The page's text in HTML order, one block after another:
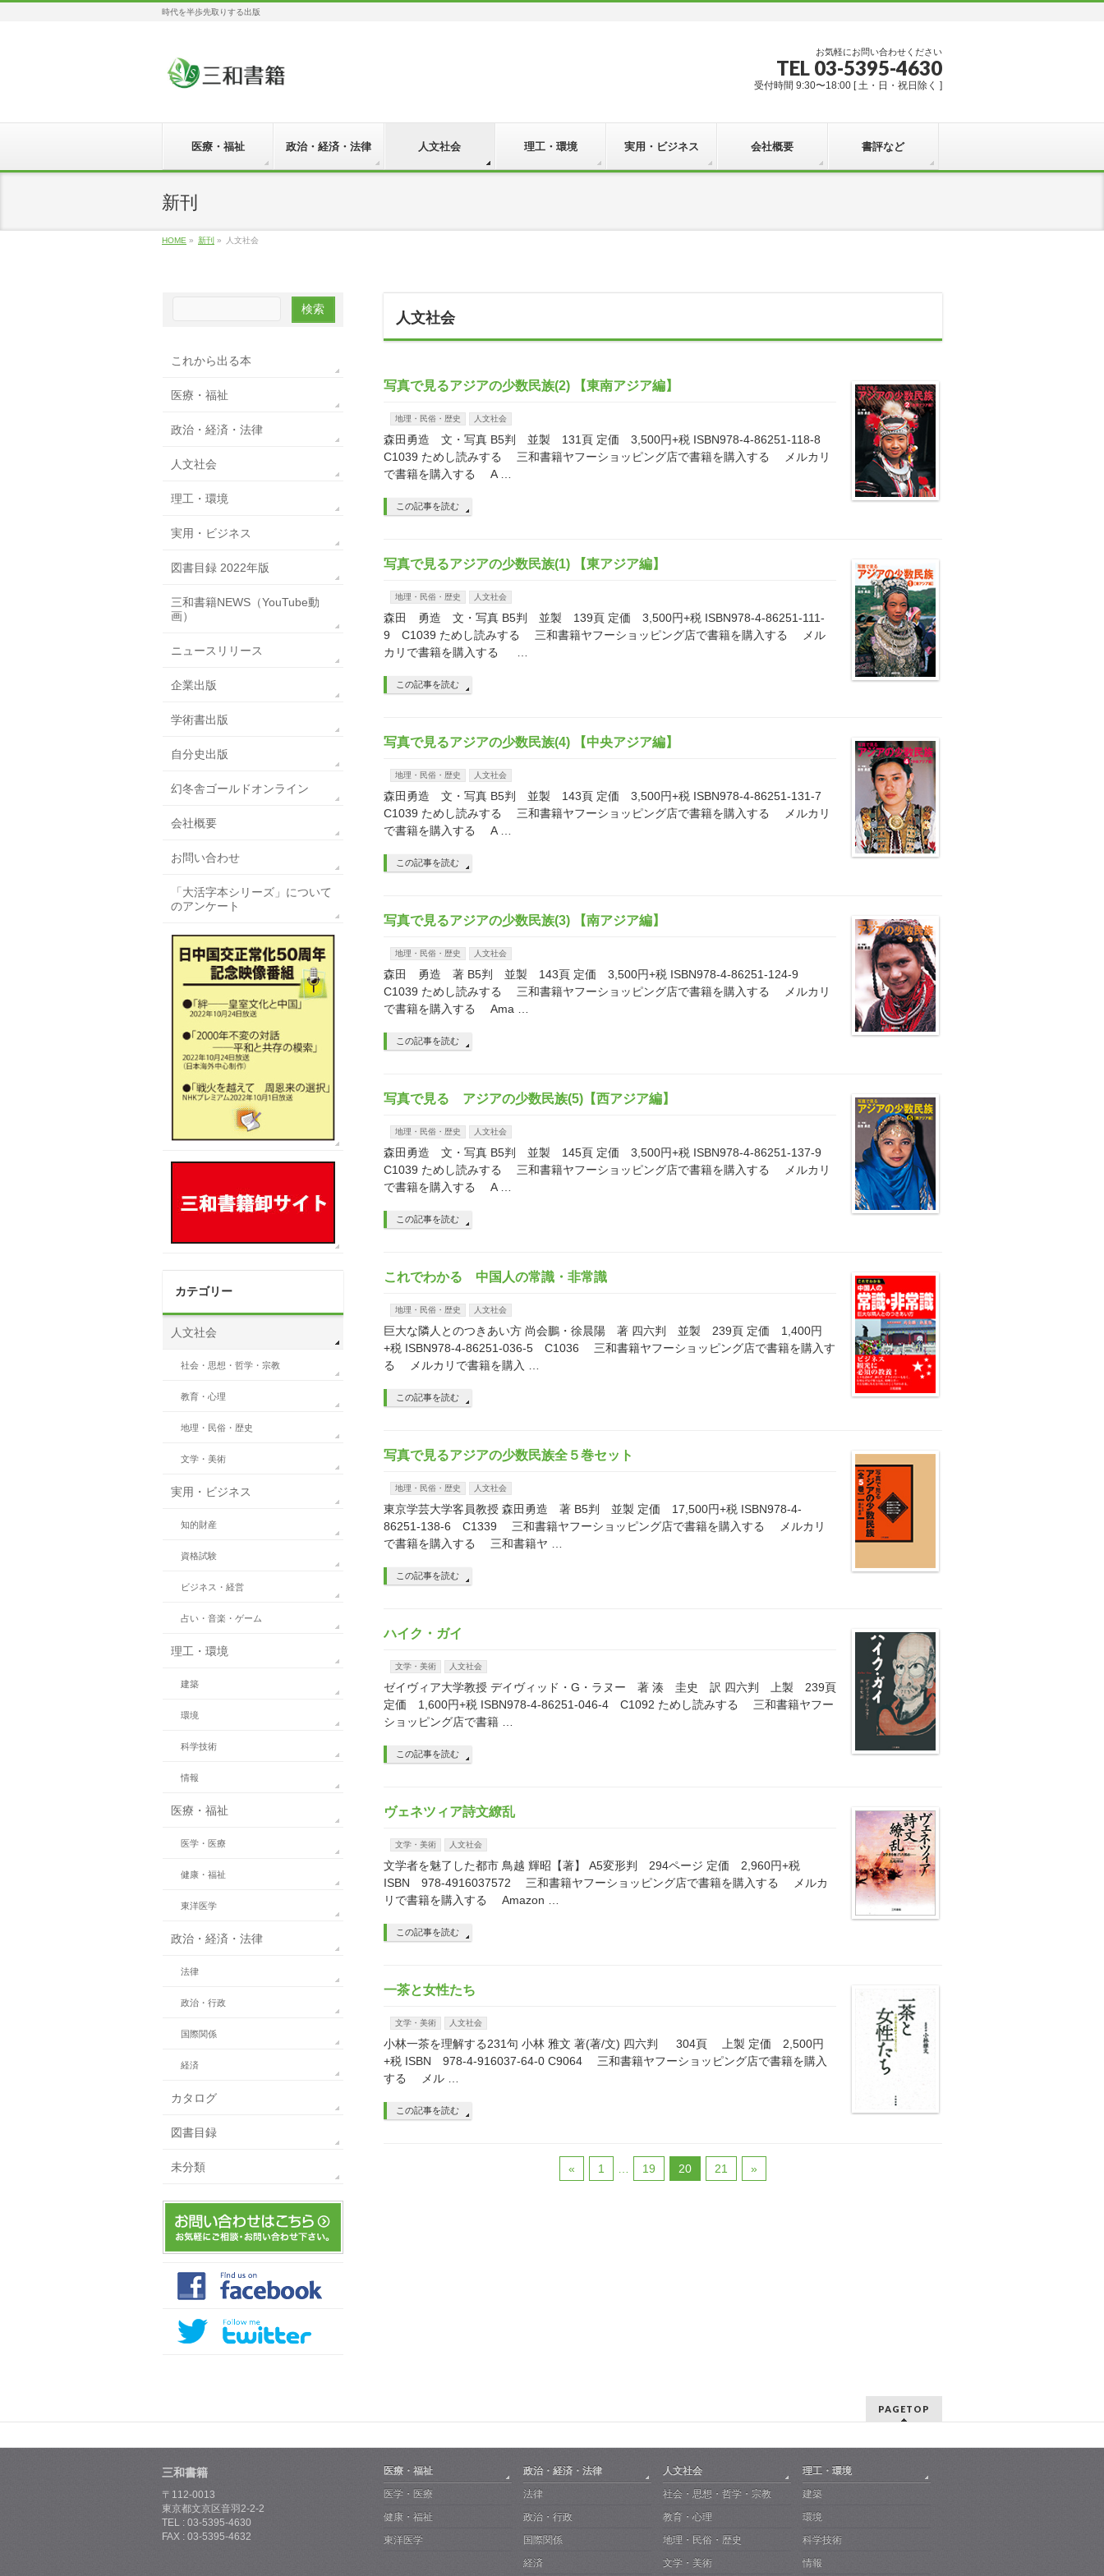
時代を半歩先取りする出版
お気軽にお問い合わせください
TEL 03-5395-4630
受付時間 9:30〜18:00 [ 土・日・祝日除く ]
医療・福祉 政治・経済・法律 人文社会 理工・環境 実用・ビジネス 会社概要 書評など
新刊
HOME » 新刊 » 人文社会
人文社会
写真で見るアジアの少数民族(2) 【東南アジア編】
地理・民俗・歴史 人文社会
森田勇造 文・写真 B5判 並製 131頁 定価 3,500円+税 ISBN978-4-86251-118-8
C1039 ためし読みする 三和書籍ヤフーショッピング店で書籍を購入する メルカリ
で書籍を購入する A …
この記事を読む
写真で見るアジアの少数民族(1) 【東アジア編】
地理・民俗・歴史 人文社会
森田 勇造 文・写真 B5判 並製 139頁 定価 3,500円+税 ISBN978-4-86251-111-
9 C1039 ためし読みする 三和書籍ヤフーショッピング店で書籍を購入する メル
カリで書籍を購入する …
この記事を読む
写真で見るアジアの少数民族(4) 【中央アジア編】
地理・民俗・歴史 人文社会
森田勇造 文・写真 B5判 並製 143頁 定価 3,500円+税 ISBN978-4-86251-131-7
C1039 ためし読みする 三和書籍ヤフーショッピング店で書籍を購入する メルカリ
で書籍を購入する A …
この記事を読む
写真で見るアジアの少数民族(3) 【南アジア編】
地理・民俗・歴史 人文社会
森田 勇造 著 B5判 並製 143頁 定価 3,500円+税 ISBN978-4-86251-124-9
C1039 ためし読みする 三和書籍ヤフーショッピング店で書籍を購入する メルカリ
で書籍を購入する Ama …
この記事を読む
写真で見る アジアの少数民族(5)【西アジア編】
地理・民俗・歴史 人文社会
森田勇造 文・写真 B5判 並製 145頁 定価 3,500円+税 ISBN978-4-86251-137-9
C1039 ためし読みする 三和書籍ヤフーショッピング店で書籍を購入する メルカリ
で書籍を購入する A …
この記事を読む
これでわかる 中国人の常識・非常識
地理・民俗・歴史 人文社会
巨大な隣人とのつきあい方 尚会鵬・徐晨陽 著 四六判 並製 239頁 定価 1,400円
+税 ISBN978-4-86251-036-5 C1036 三和書籍ヤフーショッピング店で書籍を購入す
る メルカリで書籍を購入 …
この記事を読む
写真で見るアジアの少数民族全５巻セット
地理・民俗・歴史 人文社会
東京学芸大学客員教授 森田勇造 著 B5判 並製 定価 17,500円+税 ISBN978-4-
86251-138-6 C1339 三和書籍ヤフーショッピング店で書籍を購入する メルカリ
で書籍を購入する 三和書籍ヤ …
この記事を読む
ハイク・ガイ
文学・美術 人文社会
ゼイヴィア大学教授 デイヴィッド・G・ラヌー 著 湊 圭史 訳 四六判 上製 239頁
定価 1,600円+税 ISBN978-4-86251-046-4 C1092 ためし読みする 三和書籍ヤフー
ショッピング店で書籍 …
この記事を読む
ヴェネツィア詩文繚乱
文学・美術 人文社会
文学者を魅了した都市 鳥越 輝昭【著】 A5変形判 294ページ 定価 2,960円+税
ISBN 978-4916037572 三和書籍ヤフーショッピング店で書籍を購入する メルカ
リで書籍を購入する Amazon …
この記事を読む
一茶と女性たち
文学・美術 人文社会
小林一茶を理解する231句 小林 雅文 著(著/文) 四六判 304頁 上製 定価 2,500円
+税 ISBN 978-4-916037-64-0 C9064 三和書籍ヤフーショッピング店で書籍を購入
する メル …
この記事を読む
« 1 19 20 21 »
これから出る本
医療・福祉
政治・経済・法律
人文社会
理工・環境
実用・ビジネス
図書目録 2022年版
三和書籍NEWS（YouTube動
画）
ニュースリリース
企業出版
学術書出版
自分史出版
幻冬舎ゴールドオンライン
会社概要
お問い合わせ
「大活字本シリーズ」について
のアンケート
カテゴリー
人文社会
社会・思想・哲学・宗教
教育・心理
地理・民俗・歴史
文学・美術
実用・ビジネス
知的財産
資格試験
ビジネス・経営
占い・音楽・ゲーム
理工・環境
建築
環境
科学技術
情報
医療・福祉
医学・医療
健康・福祉
東洋医学
政治・経済・法律
法律
政治・行政
国際関係
経済
カタログ
図書目録
未分類
PAGETOP
三和書籍
〒112-0013
東京都文京区音羽2-2-2
TEL : 03-5395-4630
FAX : 03-5395-4632
医療・福祉
医学・医療
健康・福祉
東洋医学
政治・経済・法律
法律
政治・行政
国際関係
経済
人文社会
社会・思想・哲学・宗教
教育・心理
地理・民俗・歴史
文学・美術
理工・環境
建築
環境
科学技術
情報